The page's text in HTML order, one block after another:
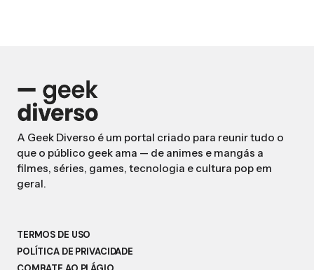
A Geek Diverso é um portal criado para reunir tudo o
que o público geek ama — de animes e mangás a
filmes, séries, games, tecnologia e cultura pop em
geral.
TERMOS DE USO
POLÍTICA DE PRIVACIDADE